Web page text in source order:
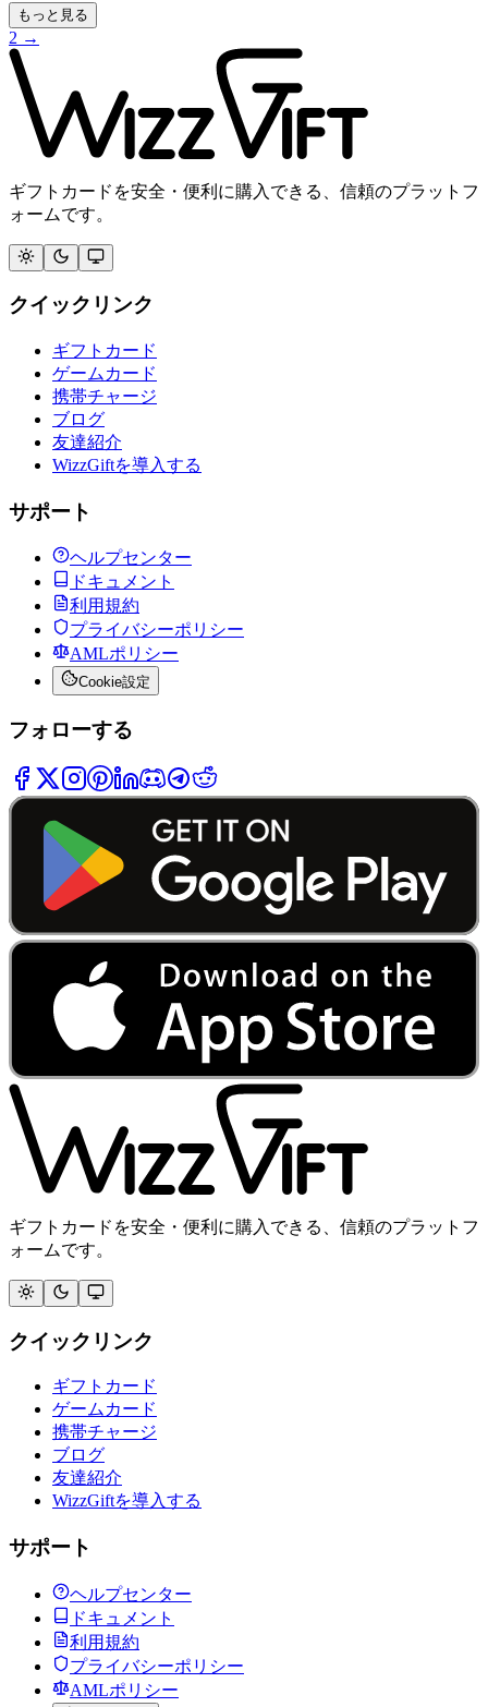
もっと見る
2 →
ギフトカードを安全・便利に購入できる、信頼のプラットフ
ォームです。
クイックリンク
ギフトカード
ゲームカード
携帯チャージ
ブログ
友達紹介
WizzGiftを導入する
サポート
ヘルプセンター
ドキュメント
利用規約
プライバシーポリシー
AMLポリシー
Cookie設定
フォローする
ギフトカードを安全・便利に購入できる、信頼のプラットフ
ォームです。
クイックリンク
ギフトカード
ゲームカード
携帯チャージ
ブログ
友達紹介
WizzGiftを導入する
サポート
ヘルプセンター
ドキュメント
利用規約
プライバシーポリシー
AMLポリシー